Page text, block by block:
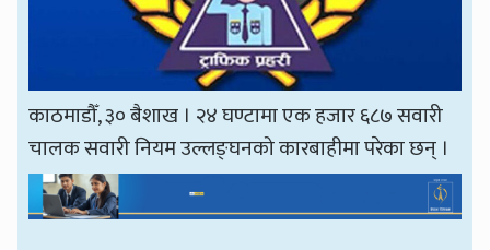
काठमाडौँ, ३० बैशाख । २४ घण्टामा एक हजार ६८७ सवारी
चालक सवारी नियम उल्लङ्घनको कारबाहीमा परेका छन् ।